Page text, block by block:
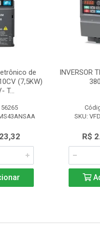
de
(7,5KW)
T...
INVERSOR
SKU:
R$